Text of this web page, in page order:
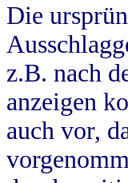
Die
z.B. nach
anzeigen
auch vor,